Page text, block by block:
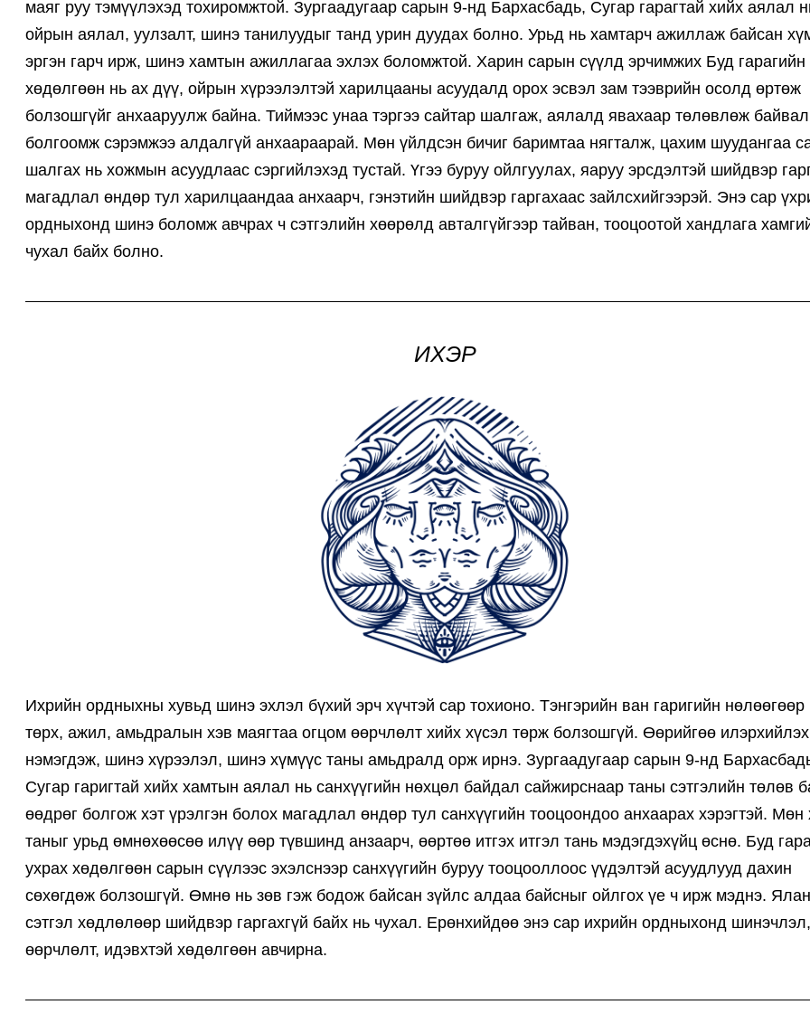
маяг руу тэмүүлэхэд тохиромжтой. Зургаадугаар сарын 9-нд Бархасбадь, Сугар гарагтай хийх аялал
ойрын аялал, уулзалт, шинэ танилуудыг танд урин дуудах болно. Урьд нь хамтарч ажиллаж байсан
эргэн гарч ирж, шинэ хамтын ажиллагаа эхлэх боломжтой. Харин сарын сүүлд эрчимжих Буд гарагийн
хөдөлгөөн нь ах дүү, ойрын хүрээлэлтэй харилцааны асуудалд орох эсвэл зам тээврийн осолд өртөж
болзошгүйг анхааруулж байна. Тиймээс унаа тэргээ сайтар шалгаж, аялалд явахаар төлөвлөж байвал
болгоомж сэрэмжээ алдалгүй анхаараарай. Мөн үйлдсэн бичиг баримтаа нягталж, цахим шуудангаа
шалгах нь хожмын асуудлаас сэргийлэхэд тустай. Үгээ буруу ойлгуулах, яаруу эрсдэлтэй шийдвэр
магадлал өндөр тул харилцаандаа анхаарч, гэнэтийн шийдвэр гаргахаас зайлсхийгээрэй. Энэ сар
ордныхонд шинэ боломж авчрах ч сэтгэлийн хөөрөлд авталгүйгээр тайван, тооцоотой хандлага
чухал байх болно.
ИХЭР
Ихрийн ордныхны хувьд шинэ эхлэл бүхий эрч хүчтэй сар тохионо. Тэнгэрийн ван гаригийн нөлөөгөөр
төрх, ажил, амьдралын хэв маягтаа огцом өөрчлөлт хийх хүсэл төрж болзошгүй. Өөрийгөө
нэмэгдэж, шинэ хүрээлэл, шинэ хүмүүс таны амьдралд орж ирнэ. Зургаадугаар сарын 9-нд
Сугар гаригтай хийх хамтын аялал нь санхүүгийн нөхцөл байдал сайжирснаар таны сэтгэлийн төлөв
өөдрөг болгож хэт үрэлгэн болох магадлал өндөр тул санхүүгийн тооцоондоо анхаарах хэрэгтэй. Мөн
таныг урьд өмнөхөөсөө илүү өөр түвшинд анзаарч, өөртөө итгэх итгэл тань мэдэгдэхүйц өснө. Буд
ухрах хөдөлгөөн сарын сүүлээс эхэлснээр санхүүгийн буруу тооцооллоос үүдэлтэй асуудлууд дахин
сөхөгдөж болзошгүй. Өмнө нь зөв гэж бодож байсан зүйлс алдаа байсныг ойлгох үе ч ирж мэднэ.
сэтгэл хөдлөлөөр шийдвэр гаргахгүй байх нь чухал. Ерөнхийдөө энэ сар ихрийн ордныхонд шинэчлэл,
өөрчлөлт, идэвхтэй хөдөлгөөн авчирна.